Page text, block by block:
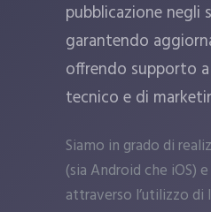
pubblicazione negli
garantendo
offrendo supporto
tecnico e di
Siamo in grado di
(sia Android che iOS)
attraverso l’utilizzo di